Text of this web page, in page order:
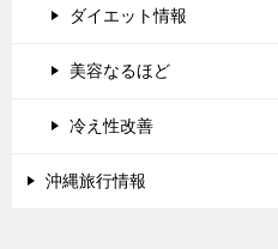
ダイエット情報
美容なるほど
冷え性改善
沖縄旅行情報